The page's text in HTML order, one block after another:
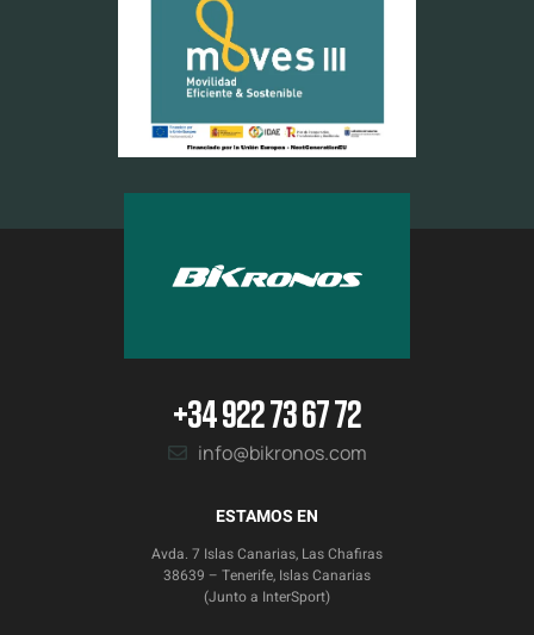
+34 922 73 67 72
info@bikronos.com
ESTAMOS EN
Avda. 7 Islas Canarias, Las Chafiras
38639 – Tenerife, Islas Canarias
(Junto a InterSport)